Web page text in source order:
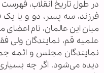
در طول تاریخ انقلاب، فهرست
فرزند، سه پسر، دو و یا یک
میان این عالمان، نام
علمیه قم، نمایندگان ولی
نمایندگان مجلس و ائمه
دیده می‌شود. اگر چه بسیاری